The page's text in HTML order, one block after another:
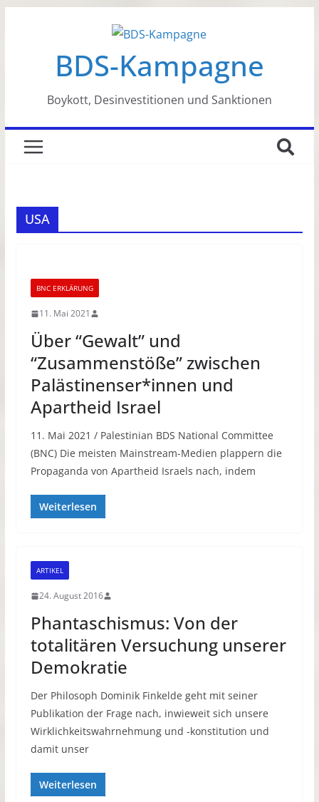
BDS-Kampagne
Boykott, Desinvestitionen und Sanktionen
USA
BNC ERKLÄRUNG
11. Mai 2021
Über “Gewalt” und
“Zusammenstöße” zwischen
Palästinenser*innen und
Apartheid Israel
11. Mai 2021 / Palestinian BDS National Committee
(BNC) Die meisten Mainstream-Medien plappern die
Propaganda von Apartheid Israels nach, indem
Weiterlesen
ARTIKEL
24. August 2016
Phantaschismus: Von der
totalitären Versuchung unserer
Demokratie
Der Philosoph Dominik Finkelde geht mit seiner
Publikation der Frage nach, inwieweit sich unsere
Wirklichkeitswahrnehmung und -konstitution und
damit unser
Weiterlesen